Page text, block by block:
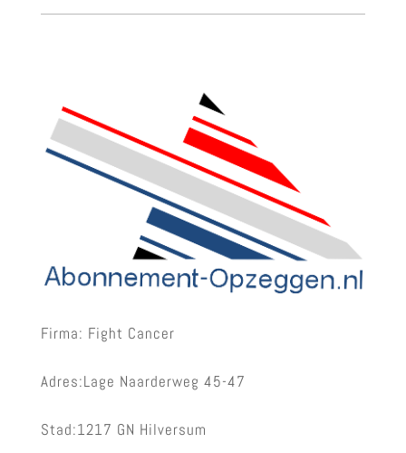
Firma: Fight Cancer
Adres:Lage Naarderweg 45-47
Stad:1217 GN Hilversum